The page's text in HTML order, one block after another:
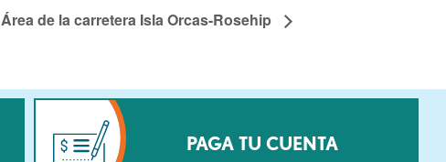
Área de la carretera Isla Orcas-Rosehip
PAGA TU CUENTA